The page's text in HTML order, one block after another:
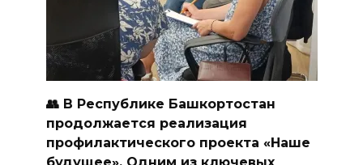
👥 В Республике Башкортостан
продолжается реализация
профилактического проекта «Наше
будущее». Одним из ключевых